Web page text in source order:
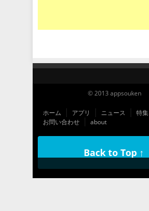
© 2013 appsouken
ホーム アプリ ニュース 特集
お問い合わせ
about
Back to Top ↑